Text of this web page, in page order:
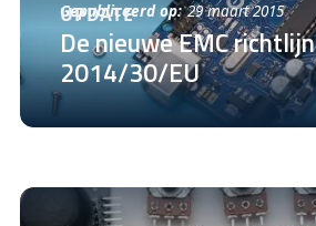
Gepubliceerd op: 29 maart 2015
UPDATE
De nieuwe EMC richtlijn
2014/30/EU